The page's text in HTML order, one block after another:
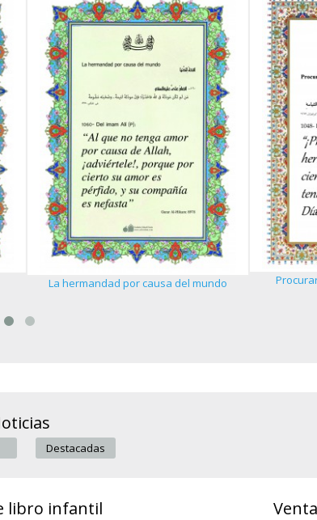
La hermandad por causa del mundo
(active tab)Destacadas
libro infantil